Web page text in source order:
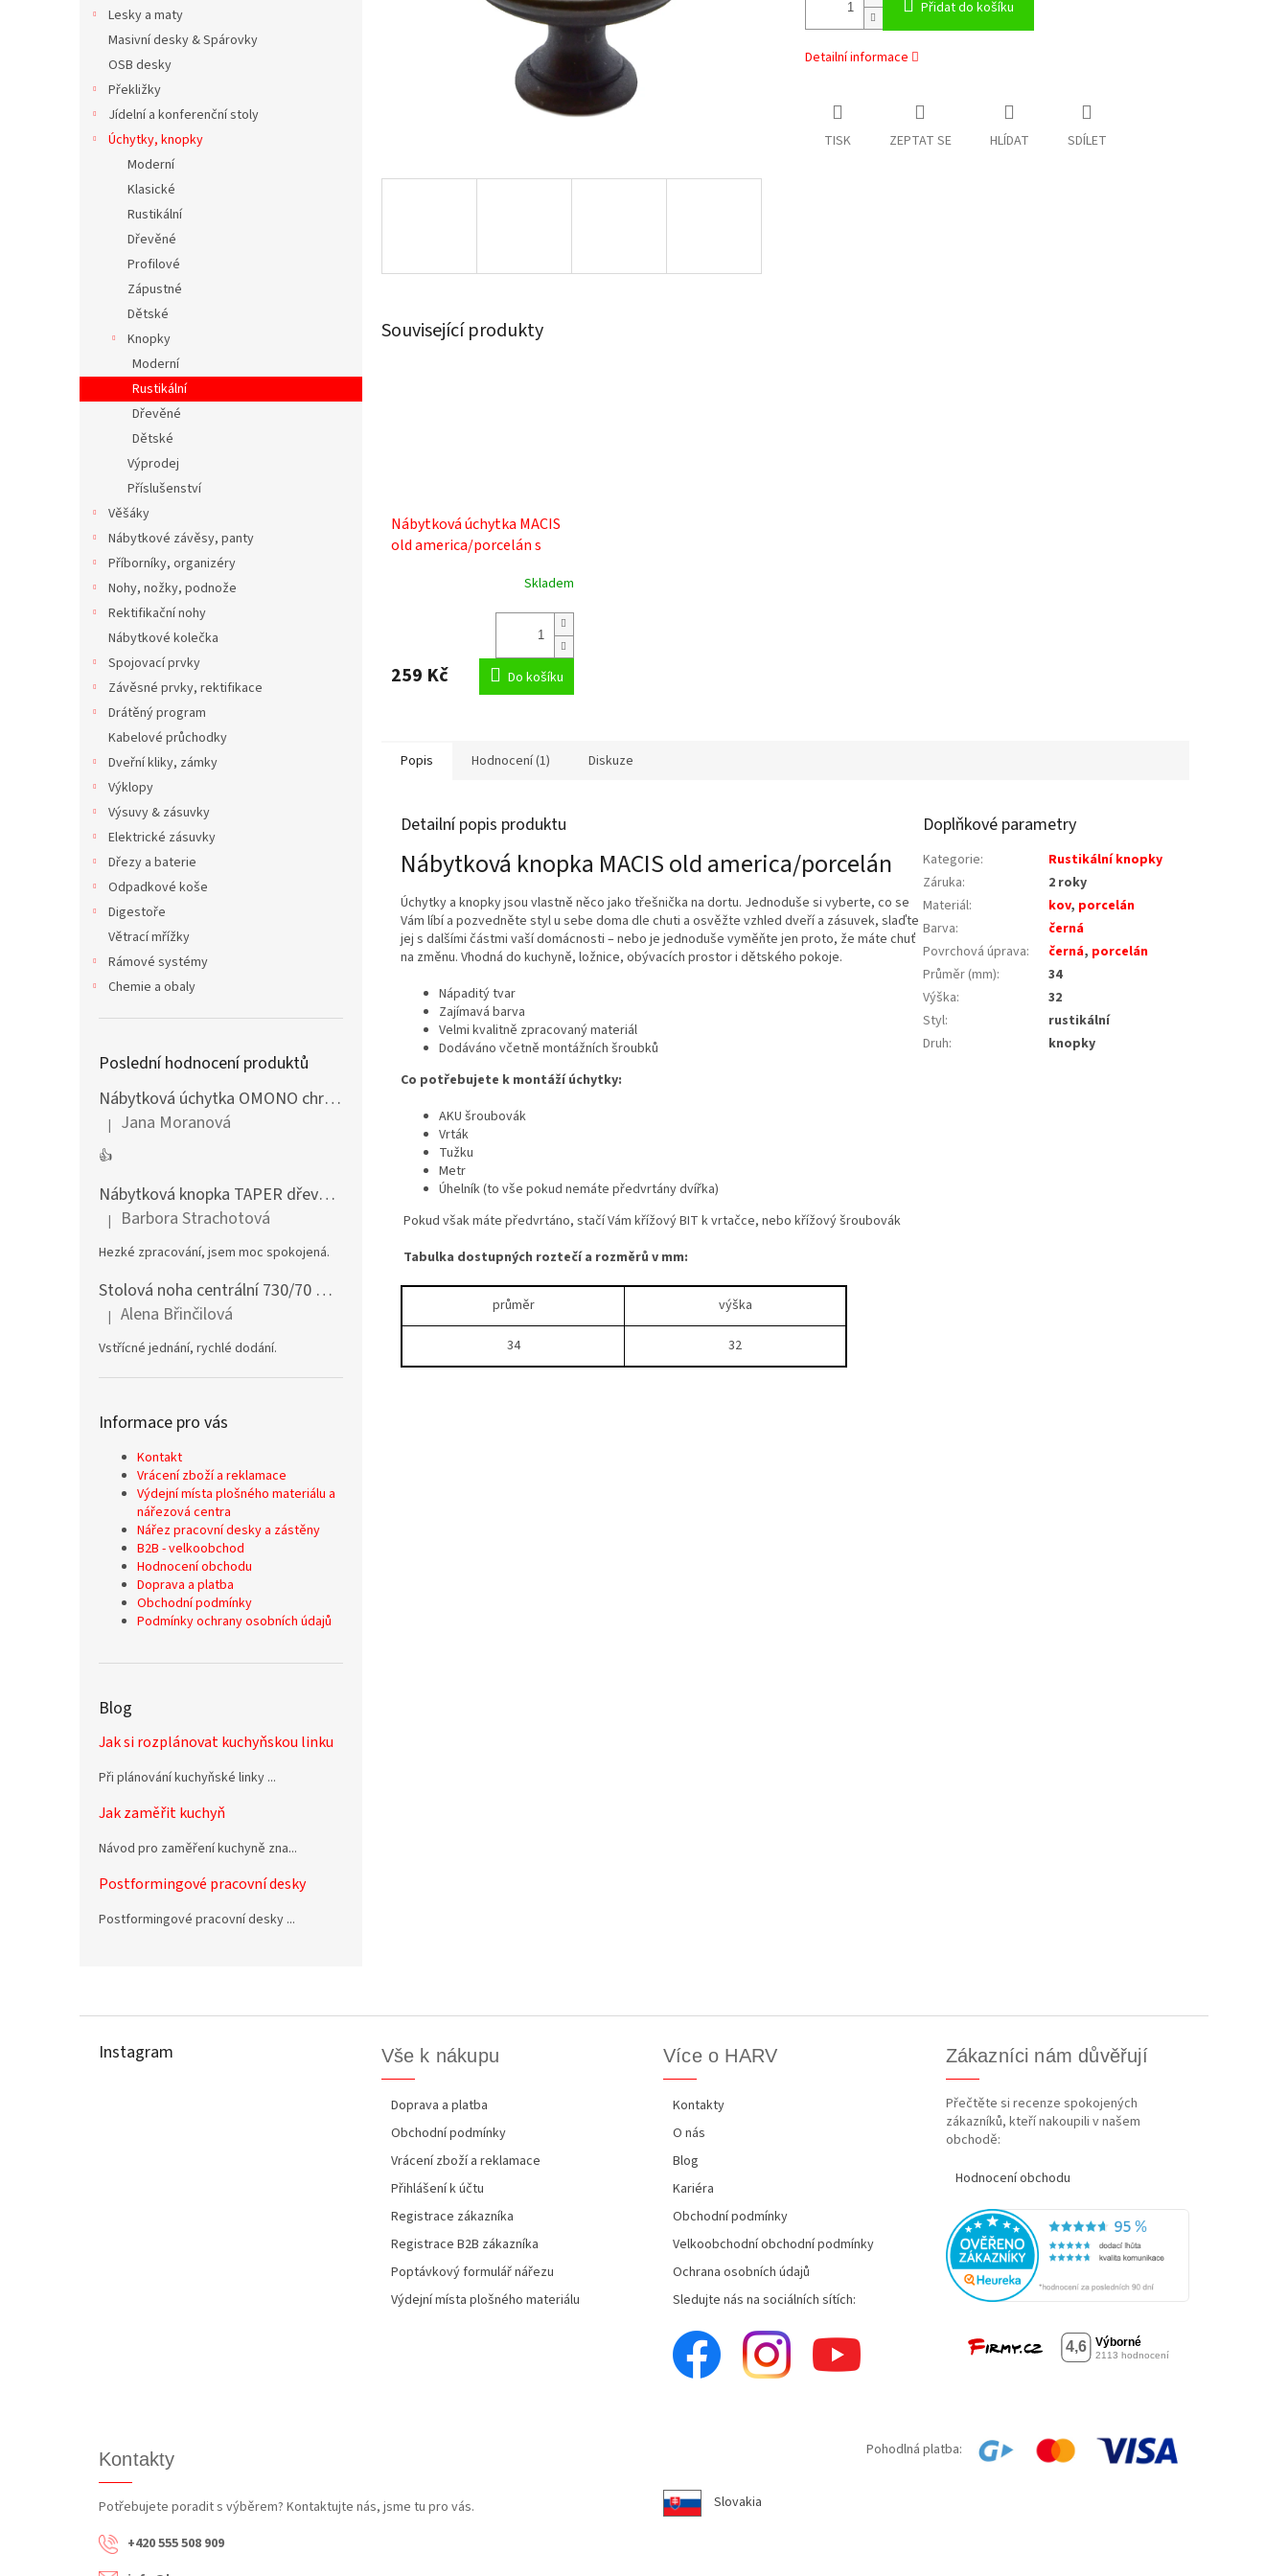
Lesky a maty
Masivní desky & Spárovky
OSB desky
Překližky
Jídelní a konferenční stoly
Úchytky, knopky
Moderní
Klasické
Rustikální
Dřevěné
Profilové
Zápustné
Dětské
Knopky
Moderní
Rustikální
Dřevěné
Dětské
Výprodej
Příslušenství
Věšáky
Nábytkové závěsy, panty
Příborníky, organizéry
Nohy, nožky, podnože
Rektifikační nohy
Nábytkové kolečka
Spojovací prvky
Závěsné prvky, rektifikace
Drátěný program
Kabelové průchodky
Dveřní kliky, zámky
Výklopy
Výsuvy & zásuvky
Elektrické zásuvky
Dřezy a baterie
Odpadkové koše
Digestoře
Větrací mřížky
Rámové systémy
Chemie a obaly
Poslední hodnocení produktů
Nábytková úchytka OMONO chrom lesklý
Hodnocení produktu je 5 z 5 hvězdiček.
| Jana Moranová
👍
Nábytková knopka TAPER dřevěná dub lakovaný
Hodnocení produktu je 5 z 5 hvězdiček.
| Barbora Strachotová
Hezké zpracování, jsem moc spokojená.
Stolová noha centrální 730/70 mm stříbrná
Hodnocení produktu je 5 z 5 hvězdiček.
| Alena Břinčilová
Vstřícné jednání, rychlé dodání.
Informace pro vás
Kontakt
Vrácení zboží a reklamace
Výdejní místa plošného materiálu a
nářezová centra
Nářez pracovní desky a zástěny
B2B - velkoobchod
Hodnocení obchodu
Doprava a platba
Obchodní podmínky
Podmínky ochrany osobních údajů
Blog
Jak si rozplánovat kuchyňskou linku
Při plánování kuchyňské linky ...
Jak zaměřit kuchyň
Návod pro zaměření kuchyně zna...
Postformingové pracovní desky
Postformingové pracovní desky ...
Přidat do košíku
Detailní informace
TISK ZEPTAT SE HLÍDAT SDÍLET
Související produkty
Nábytková úchytka MACIS
old america/porcelán s
z
Skladem
259 Kč Do košíku
Popis Hodnocení (1) Diskuze
Detailní popis produktu
Nábytková knopka MACIS old america/porcelán
Úchytky a knopky jsou vlastně něco jako třešnička na dortu. Jednoduše si vyberte, co se
Vám líbí a pozvedněte styl u sebe doma dle chuti a osvěžte vzhled dveří a zásuvek, slaďte
jej s dalšími částmi vaší domácnosti – nebo je jednoduše vyměňte jen proto, že máte chuť
na změnu. Vhodná do kuchyně, ložnice, obývacích prostor i dětského pokoje.
Nápaditý tvar
Zajímavá barva
Velmi kvalitně zpracovaný materiál
Dodáváno včetně montážních šroubků
Co potřebujete k montáží úchytky:
AKU šroubovák
Vrták
Tužku
Metr
Úhelník (to vše pokud nemáte předvrtány dvířka)
Pokud však máte předvrtáno, stačí Vám křížový BIT k vrtačce, nebo křížový šroubovák
Tabulka dostupných roztečí a rozměrů v mm:
průměr výška
34 32
Doplňkové parametry
Kategorie:
Rustikální knopky
Záruka:
2 roky
Materiál: kov, porcelán
Barva:
černá
Povrchová úprava: černá, porcelán
Průměr (mm):
34
Výška:
32
Styl:
rustikální
Druh: knopky
Instagram Vše k nákupu
Doprava a platba
Obchodní podmínky
Vrácení zboží a reklamace
Přihlášení k účtu
Registrace zákazníka
Registrace B2B zákazníka
Poptávkový formulář nářezu
Výdejní místa plošného materiálu
Více o HARV
Kontakty
O nás
Blog
Kariéra
Obchodní podmínky
Velkoobchodní obchodní podmínky
Ochrana osobních údajů
Sledujte nás na sociálních sítích:
Zákazníci nám důvěřují
Přečtěte si recenze spokojených
zákazníků, kteří nakoupili v našem
obchodě:
Hodnocení obchodu
Kontakty
Potřebujete poradit s výběrem? Kontaktujte nás, jsme tu pro vás.
+420 555 508 909
Pohodlná platba:
Slovakia